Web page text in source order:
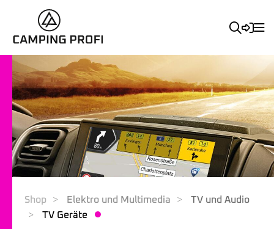
Shop Elektro und Multimedia
TV und Audio
TV Geräte